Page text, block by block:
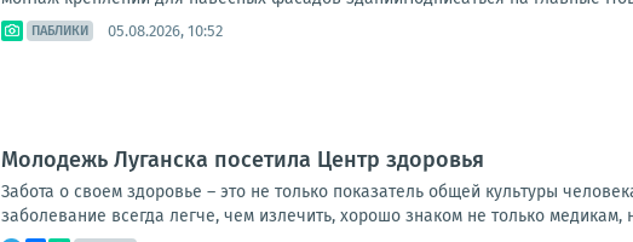
ПАБЛИКИ 05.08.2026, 10:52
Молодежь Луганска посетила Центр здоровья
Забота о своем здоровье – это не только показатель общей культуры
заболевание всегда легче, чем излечить, хорошо знаком не только медикам,